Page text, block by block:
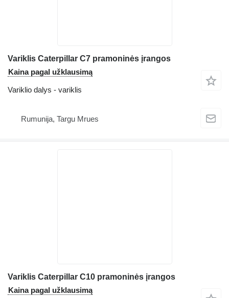
Variklis Caterpillar C7 pramoninės įrangos
Kaina pagal užklausimą
Variklio dalys - variklis
Rumunija, Targu Mrues
Variklis Caterpillar C10 pramoninės įrangos
Kaina pagal užklausimą